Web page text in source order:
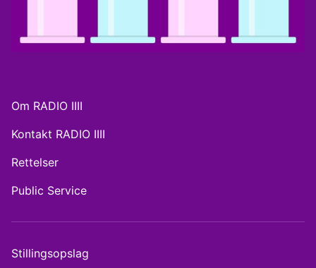
Om RADIO IIII
Kontakt RADIO IIII
Rettelser
Public Service
Stillingsopslag